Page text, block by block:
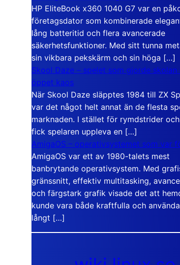
HP EliteBook x360 1040 G7 var en
företagsdator som kombinerade
lång batteritid och flera avancerade
säkerhetsfunktioner. Med sitt tunna
sin vikbara pekskärm och sin höga […]
Skool Daze – spelet som gjorde
öppet kaos
När Skool Daze släpptes 1984 till ZX
var det något helt annat än de flesta
marknaden. I stället för rymdstrider
fick spelaren uppleva en […]
AmigaOS – operativsystemet som var
AmigaOS var ett av 1980-talets mest
banbrytande operativsystem. Med
gränssnitt, effektiv multitasking,
och färgstark grafik visade det att
kunde vara både kraftfulla och
långt […]